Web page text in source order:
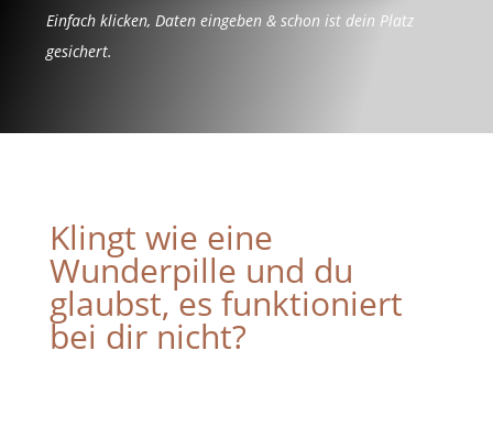
Einfach klicken, Daten eingeben & schon ist dein Platz
gesichert.
Klingt wie eine
Wunderpille und du
glaubst, es funktioniert
bei dir nicht?